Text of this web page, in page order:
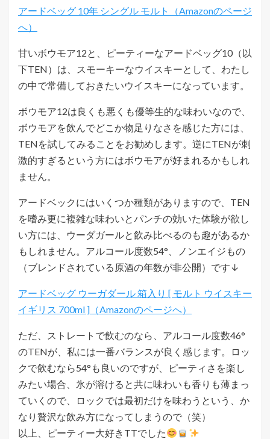
アードベッグ 10年 シングル モルト
甘いボウモア12と、ピーティーなアードベッグ10（以
下TEN）は、スモーキーなウイスキーとして、わたし
の中で常備しておきたいウイスキーになっています。
ボウモア12は良くも悪くも優等生的な味わいなので、
ボウモアを飲んでどこか物足りなさを感じた方には、
TENを試してみることをお勧めします。逆にTENが刺
激的すぎるという方にはボウモアが好まれるかもしれ
ません。
アードベックにはいくつか種類がありますので、TEN
を嗜み更に複雑な味わいとパンチの効いた体験が欲し
い方には、ウーダガールと飲み比べるのも趣があるか
もしれません。アルコール度数54°、ノンエイジもの
（ブレンドされている原酒の年数が非公開）です↓
アードベッグ ウーガダール 箱入り [ モルト ウイスキー
イギリス 700ml ]
ただ、ストレートで飲むのなら、アルコール度数46°
のTENが、私には一番バランスが良く感じます。ロッ
クで飲むなら54°も良いのですが、ピーティさを楽し
みたい場合、氷が溶けると共に味わいも香りも薄まっ
ていくので、ロックでは最初だけを味わうという、か
なり贅沢な飲み方になってしまうので（笑）
以上、ピーティー大好きTTでした